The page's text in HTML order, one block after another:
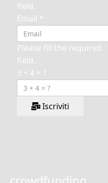
field.
Email
*
Please fill the required
field.
3 + 4 = ?
Iscriviti